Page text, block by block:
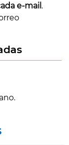
e-mail .